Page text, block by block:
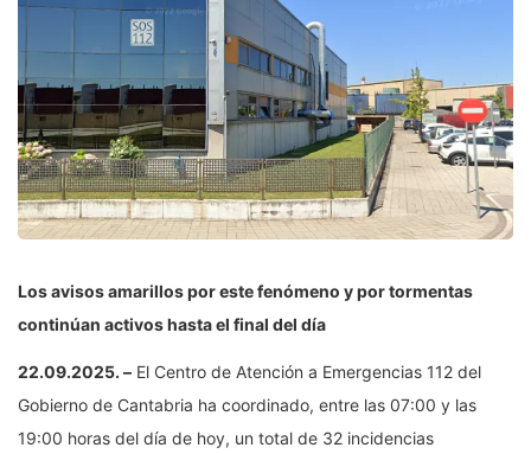
Los avisos amarillos por este fenómeno y por tormentas
continúan activos hasta el final del día
22.09.2025. – El Centro de Atención a Emergencias 112 del
Gobierno de Cantabria ha coordinado, entre las 07:00 y las
19:00 horas del día de hoy, un total de 32 incidencias